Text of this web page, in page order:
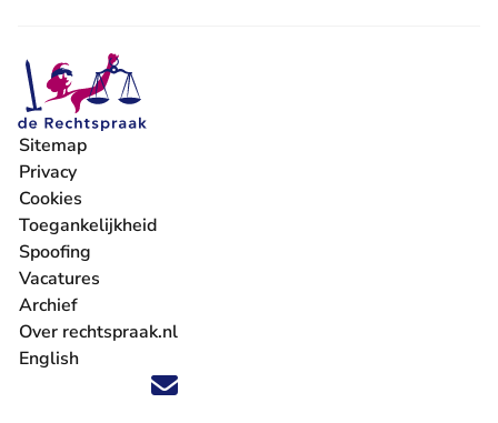
Volg ons op X (Twitter) - U verlaat Rechtspraak.nl
Volg ons op Facebook - U verlaat Rechtspraak.nl
Volg ons op Instagram - U verlaat Rechtspraak.nl
Volg ons op Youtube - U verlaat Rechtspraak.nl
Volg ons op LinkedIn - U verlaat
'Blijf op de hoogte' nieuwsbrief - U verlaat
Sitemap
Privacy
Cookies
Toegankelijkheid
Spoofing
Vacatures
- U verlaat Rechtspraak.nl
Archief
Over rechtspraak.nl
English